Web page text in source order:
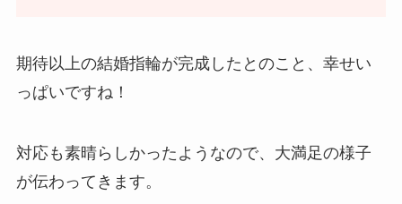
期待以上の結婚指輪が完成したとのこと、幸せい
っぱいですね！
対応も素晴らしかったようなので、大満足の様子
が伝わってきます。